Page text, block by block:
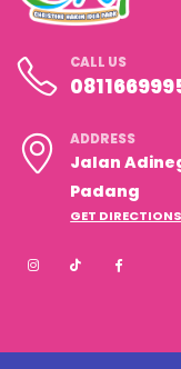
CALL US
ADDRESS
Jalan
Padang
GET DIRECTIONS